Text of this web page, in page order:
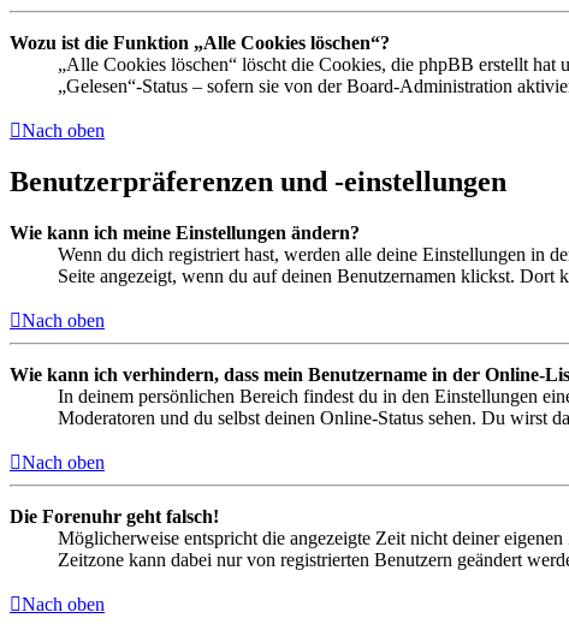
Wozu ist die Funktion „Alle Cookies löschen“?
„Alle Cookies löschen“ löscht die Cookies, die phpBB erstellt hat
„Gelesen“-Status – sofern sie von der Board-Administration
Nach oben
Benutzerpräferenzen und -einstellungen
Wie kann ich meine Einstellungen ändern?
Wenn du dich registriert hast, werden alle deine Einstellungen in
Seite angezeigt, wenn du auf deinen Benutzernamen klickst. Dort
Nach oben
Wie kann ich verhindern, dass mein Benutzername in der Online-
In deinem persönlichen Bereich findest du in den Einstellungen
Moderatoren und du selbst deinen Online-Status sehen. Du wirst
Nach oben
Die Forenuhr geht falsch!
Möglicherweise entspricht die angezeigte Zeit nicht deiner
Zeitzone kann dabei nur von registrierten Benutzern geändert
Nach oben